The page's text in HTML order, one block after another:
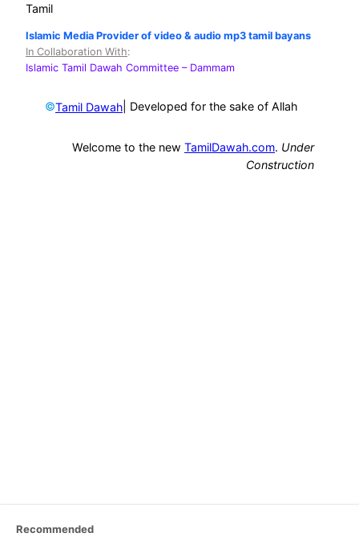
Tamil
Islamic Media Provider of video & audio mp3 tamil bayans
In Collaboration With:
Islamic Tamil Dawah Committee – Dammam
©Tamil Dawah | Developed for the sake of Allah
Welcome to the new TamilDawah.com. Under
Construction
Recommended